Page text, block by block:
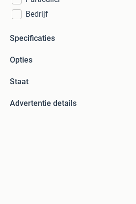
Bedrijf
Specificaties
Opties
Staat
Advertentie details